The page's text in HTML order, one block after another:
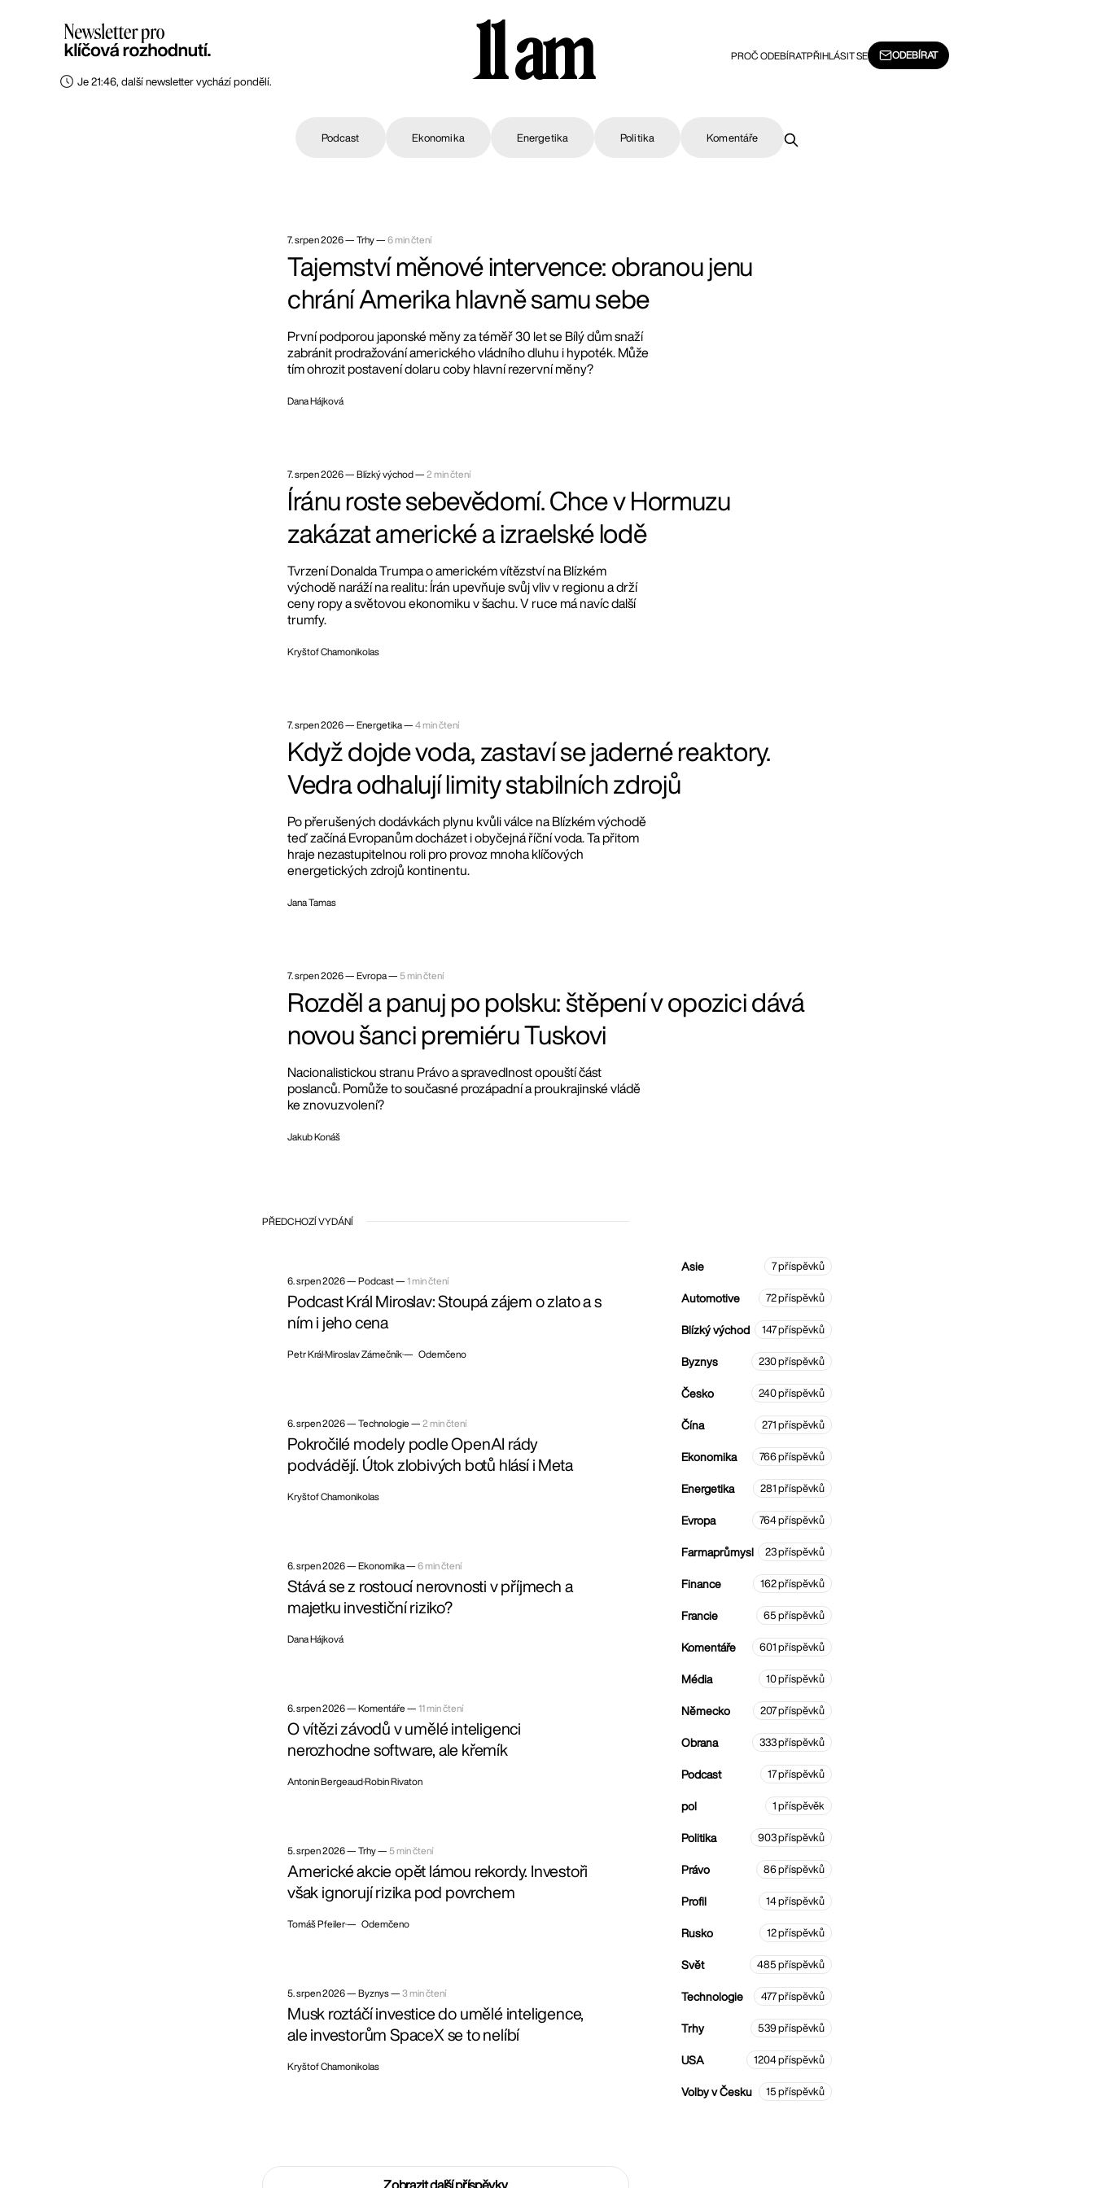
Je 21:46, další newsletter vychází pondělí. 11 am PROČ ODEBÍRATPŘIHLÁSIT SE ODEBÍRAT
Podcast Ekonomika Energetika Politika Komentáře
7. srpen 2026— Trhy — 6 min čtení
Tajemství měnové intervence: obranou jenu
chrání Amerika hlavně samu sebe
První podporou japonské měny za téměř 30 let se Bílý dům snaží
zabránit prodražování amerického vládního dluhu i hypoték. Může
tím ohrozit postavení dolaru coby hlavní rezervní měny?
Dana Hájková
7. srpen 2026— Blízký východ — 2 min čtení
Íránu roste sebevědomí. Chce v Hormuzu
zakázat americké a izraelské lodě
Tvrzení Donalda Trumpa o americkém vítězství na Blízkém
východě naráží na realitu: Írán upevňuje svůj vliv v regionu a drží
ceny ropy a světovou ekonomiku v šachu. V ruce má navíc další
trumfy.
Kryštof Chamonikolas
7. srpen 2026— Energetika — 4 min čtení
Když dojde voda, zastaví se jaderné reaktory.
Vedra odhalují limity stabilních zdrojů
Po přerušených dodávkách plynu kvůli válce na Blízkém východě
teď začíná Evropanům docházet i obyčejná říční voda. Ta přitom
hraje nezastupitelnou roli pro provoz mnoha klíčových
energetických zdrojů kontinentu.
Jana Tamas
7. srpen 2026— Evropa — 5 min čtení
Rozděl a panuj po polsku: štěpení v opozici dává
novou šanci premiéru Tuskovi
Nacionalistickou stranu Právo a spravedlnost opouští část
poslanců. Pomůže to současné prozápadní a proukrajinské vládě
ke znovuzvolení?
Jakub Konáš
PŘEDCHOZÍ VYDÁNÍ
6. srpen 2026— Podcast — 1 min čtení
Podcast Král Miroslav: Stoupá zájem o zlato a s
ním i jeho cena
Petr KrálMiroslav Zámečník— Odemčeno
6. srpen 2026— Technologie — 2 min čtení
Pokročilé modely podle OpenAI rády
podvádějí. Útok zlobivých botů hlásí i Meta
Kryštof Chamonikolas
6. srpen 2026— Ekonomika — 6 min čtení
Stává se z rostoucí nerovnosti v příjmech a
majetku investiční riziko?
Dana Hájková
6. srpen 2026— Komentáře — 11 min čtení
O vítězi závodů v umělé inteligenci
nerozhodne software, ale křemík
Antonin BergeaudRobin Rivaton
5. srpen 2026— Trhy — 5 min čtení
Americké akcie opět lámou rekordy. Investoři
však ignorují rizika pod povrchem
Tomáš Pfeiler— Odemčeno
5. srpen 2026— Byznys — 3 min čtení
Musk roztáčí investice do umělé inteligence,
ale investorům SpaceX se to nelíbí
Kryštof Chamonikolas
Zobrazit další příspěvky
Asie 7 příspěvků
Automotive 72 příspěvků
Blízký východ 147 příspěvků
Byznys 230 příspěvků
Česko 240 příspěvků
Čína 271 příspěvků
Ekonomika 766 příspěvků
Energetika 281 příspěvků
Evropa 764 příspěvků
Farmaprůmysl 23 příspěvků
Finance 162 příspěvků
Francie 65 příspěvků
Komentáře 601 příspěvků
Média 10 příspěvků
Německo 207 příspěvků
Obrana 333 příspěvků
Podcast 17 příspěvků
pol 1 příspěvěk
Politika 903 příspěvků
Právo 86 příspěvků
Profil 14 příspěvků
Rusko 12 příspěvků
Svět 485 příspěvků
Technologie 477 příspěvků
Trhy 539 příspěvků
USA 1204 příspěvků
Volby v Česku 15 příspěvků